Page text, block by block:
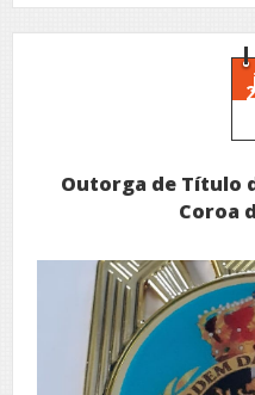
II
de
Outorga de Título
Coroa